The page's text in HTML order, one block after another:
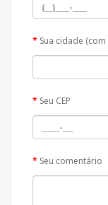
Sua cidade (com
Seu CEP
Seu comentário